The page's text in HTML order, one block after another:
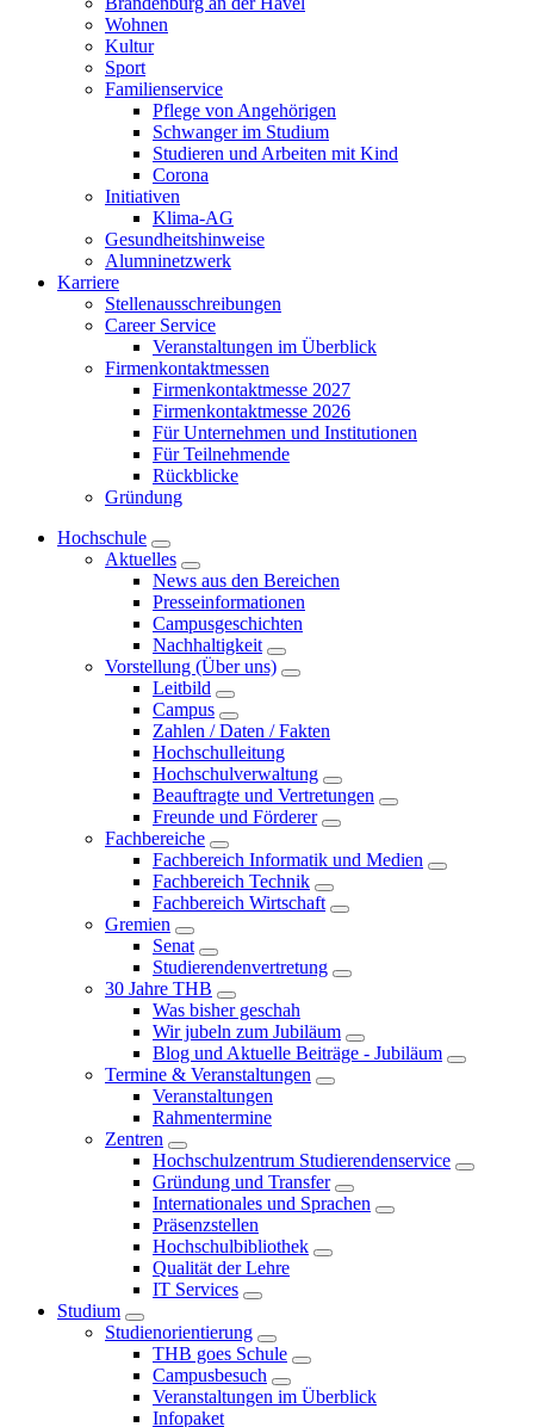
Wohnen
Kultur
Sport
Familienservice
Pflege von Angehörigen
Schwanger im Studium
Studieren und Arbeiten mit Kind
Corona
Initiativen
Klima-AG
Gesundheitshinweise
Alumninetzwerk
Karriere
Stellenausschreibungen
Career Service
Veranstaltungen im Überblick
Firmenkontaktmessen
Firmenkontaktmesse 2027
Firmenkontaktmesse 2026
Für Unternehmen und Institutionen
Für Teilnehmende
Rückblicke
Gründung
Hochschule
Aktuelles
News aus den Bereichen
Presseinformationen
Campusgeschichten
Nachhaltigkeit
Vorstellung (Über uns)
Leitbild
Campus
Zahlen / Daten / Fakten
Hochschulleitung
Hochschulverwaltung
Beauftragte und Vertretungen
Freunde und Förderer
Fachbereiche
Fachbereich Informatik und Medien
Fachbereich Technik
Fachbereich Wirtschaft
Gremien
Senat
Studierendenvertretung
30 Jahre THB
Was bisher geschah
Wir jubeln zum Jubiläum
Blog und Aktuelle Beiträge - Jubiläum
Termine & Veranstaltungen
Veranstaltungen
Rahmentermine
Zentren
Hochschulzentrum Studierendenservice
Gründung und Transfer
Internationales und Sprachen
Präsenzstellen
Hochschulbibliothek
Qualität der Lehre
IT Services
Studium
Studienorientierung
THB goes Schule
Campusbesuch
Veranstaltungen im Überblick
Infopaket